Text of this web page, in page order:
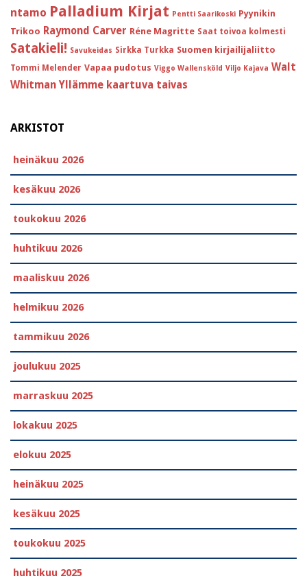
ntamo Palladium Kirjat Pentti Saarikoski Pyynikin
Trikoo Raymond Carver Réne Magritte Saat toivoa kolmesti
Satakieli! Savukeidas Sirkka Turkka Suomen kirjailijaliitto
Tommi Melender Vapaa pudotus Viggo Wallensköld Viljo Kajava Walt
Whitman Yllämme kaartuva taivas
ARKISTOT
heinäkuu 2026
kesäkuu 2026
toukokuu 2026
huhtikuu 2026
maaliskuu 2026
helmikuu 2026
tammikuu 2026
joulukuu 2025
marraskuu 2025
lokakuu 2025
elokuu 2025
heinäkuu 2025
kesäkuu 2025
toukokuu 2025
huhtikuu 2025